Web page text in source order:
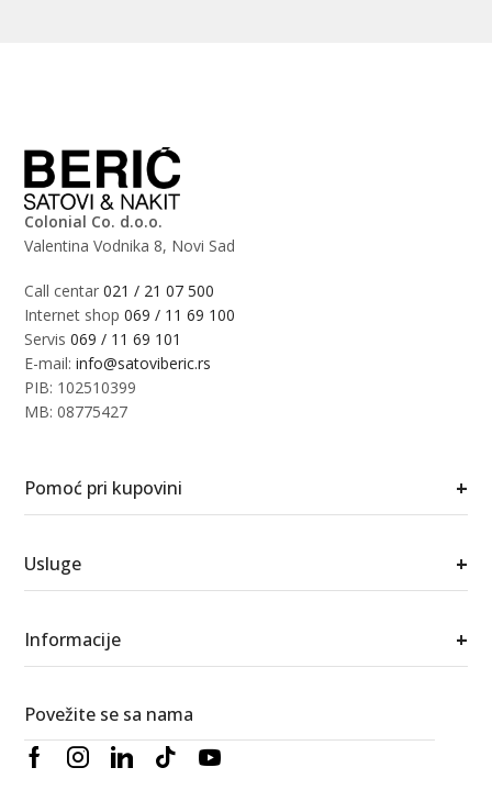
Colonial Co. d.o.o.
Valentina Vodnika 8, Novi Sad
Call centar021 / 21 07 500
Internet shop069 / 11 69 100
Servis069 / 11 69 101
E-mail:info@satoviberic.rs
PIB: 102510399
MB: 08775427
Pomoć pri kupovini +
Usluge +
Informacije +
Povežite se sa nama